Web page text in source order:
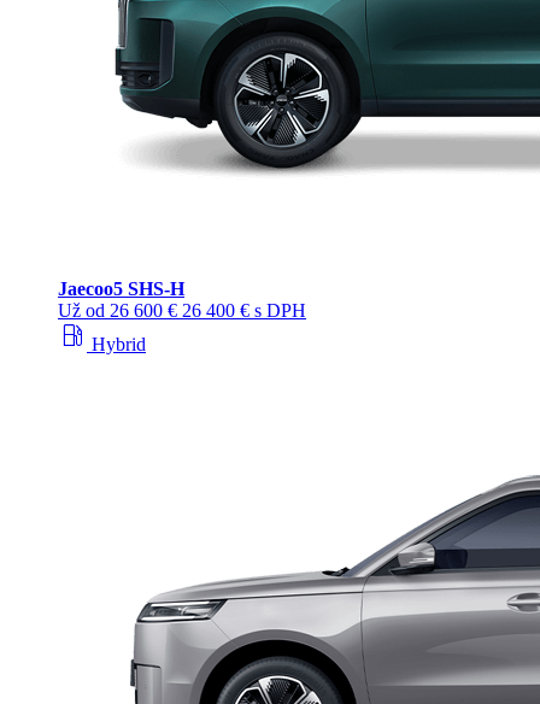
Jaecoo5 SHS-H
Už od 26 600 € 26 400 € s DPH
local_gas_station Hybrid